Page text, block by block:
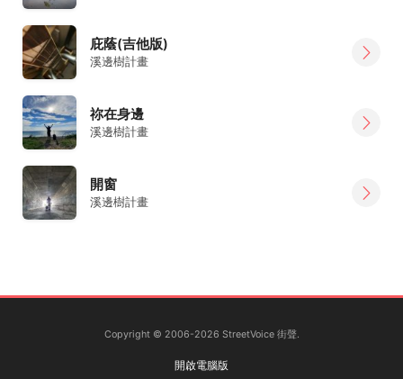
庇蔭(吉他版)
溪邊樹計畫
祢在身邊
溪邊樹計畫
開窗
溪邊樹計畫
Copyright © 2006-2026 StreetVoice 街聲.
開啟電腦版